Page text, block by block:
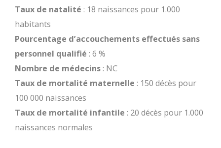
Taux de natalité : 18 naissances pour 1.000
habitants
Pourcentage d’accouchements effectués sans
personnel qualifié : 6 %
Nombre de médecins : NC
Taux de mortalité maternelle : 150 décès pour
100 000 naissances
Taux de mortalité infantile : 20 décès pour 1.000
naissances normales